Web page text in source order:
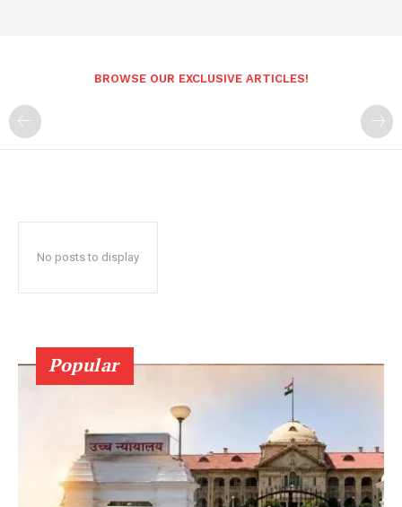
BROWSE OUR EXCLUSIVE ARTICLES!
No posts to display
Popular